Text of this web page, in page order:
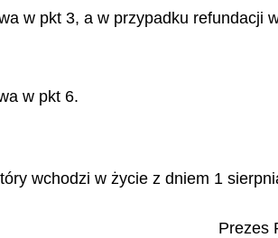
w pkt 3, a w przypadku refundacji
w pkt 6.
wchodzi w życie z dniem 1
Prezes